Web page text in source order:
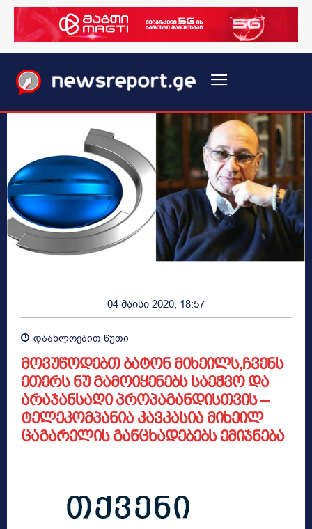
04 მაისი 2020, 18:57
დაახლოებით წუთი
მოვუწოდებთ ბატონ მიხეილს,ჩვენს
ეთერს ნუ გამოიყენებს საეჭვო და
არაჯანსაღი პროპაგანდისთვის –
ტელეკომპანია კავკასია მიხეილ
ცაგარელის განცხადებებს ემიჯნება